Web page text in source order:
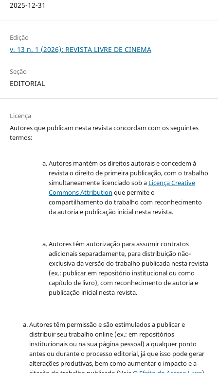
2025-12-31
Edição
v. 13 n. 1 (2026): REVISTA LIVRE DE CINEMA
Seção
EDITORIAL
Licença
Autores que publicam nesta revista concordam com os seguintes
termos:
Autores mantém os direitos autorais e concedem à
revista o direito de primeira publicação, com o trabalho
simultaneamente licenciado sob a Licença Creative
Commons Attribution que permite o
compartilhamento do trabalho com reconhecimento
da autoria e publicação inicial nesta revista.
Autores têm autorização para assumir contratos
adicionais separadamente, para distribuição não-
exclusiva da versão do trabalho publicada nesta revista
(ex.: publicar em repositório institucional ou como
capítulo de livro), com reconhecimento de autoria e
publicação inicial nesta revista.
Autores têm permissão e são estimulados a publicar e
distribuir seu trabalho online (ex.: em repositórios
institucionais ou na sua página pessoal) a qualquer ponto
antes ou durante o processo editorial, já que isso pode gerar
alterações produtivas, bem como aumentar o impacto e a